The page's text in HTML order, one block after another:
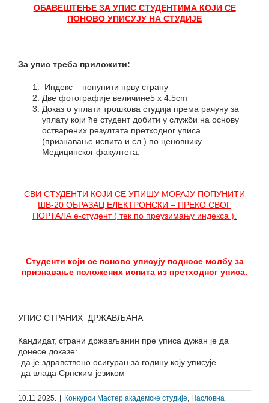
ОБАВЕШТЕЊЕ ЗА УПИС СТУДЕНТИМА КОЈИ СЕ
ПОНОВО УПИСУЈУ НА СТУДИЈЕ
За упис треба приложити:
Индекс – попунити прву страну
Две фотографије величине5 x 4.5cm
Доказ о уплати трошкова студија према рачуну за
уплату који ће студент добити у служби на основу
остварених резултата претходног уписа
(признавање испита и сл.) по ценовнику
Медицинског факултета.
СВИ СТУДЕНТИ КОЈИ СЕ УПИШУ МОРАЈУ ПОПУНИТИ
ШВ-20 ОБРАЗАЦ ЕЛЕКТРОНСКИ – ПРЕКО СВОГ
ПОРТАЛА е-студент( тек по преузимању индекса )
Студенти који се поново уписују подносе молбу за
признавање положених испита из претходног уписа.
УПИС СТРАНИХ ДРЖАВЉАНА
Кандидат, страни држављанин пре уписа дужан је да
донесе доказе:
-да је здравствено осигуран за годину коју уписује
-да влада Српским језиком
10.11.2025. Конкурси Мастер академске студије, Насловна